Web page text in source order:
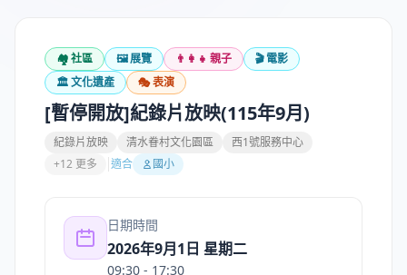
🏘️社區 🖼️展覽 👨‍👩‍👧 親子 🎬電影
🏛️文化遺產 🎭表演
[暫停開放]紀錄片放映(115年9月)
紀錄片放映 清水眷村文化園區
西1號服務中心
+12 更多
適合 國小
日期時間
2026年9月1日 星期二
09:30 - 17:30